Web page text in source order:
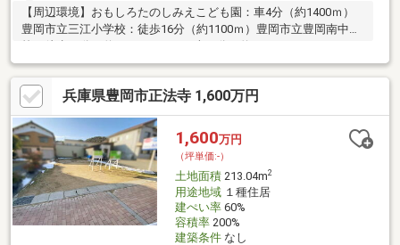
【周辺環境】おもしろたのしみえこども園：車4分（約1400ｍ）
豊岡市立三江小学校：徒歩16分（約1100ｍ）豊岡市立豊岡南中学
校：徒歩26分（約1900ｍ）Aity：車４分（約2500m）ファミリー
マート豊岡庄境店：徒歩３分（約220ｍ）豊岡三江郵便局：車1分
（約260ｍ）但馬銀行豊岡東支店：車4分（約1700ｍ）三井住友豊
岡支店：車4分（約1700ｍ）＼99.99坪の売り土地／※現況渡し※上
水・下水共に引込みが必要となります。現地案内随時受け付けて
おります！是非、お問い合わせください！
兵庫県豊岡市正法寺 1,600万円
1,600万円
（坪単価:-）
土地面積213.04m2
用途地域１種住居
建ぺい率60%
容積率200%
建築条件なし